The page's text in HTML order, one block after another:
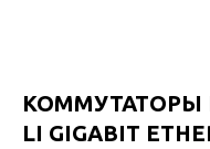
КОММУТАТОРЫ
LI GIGABIT